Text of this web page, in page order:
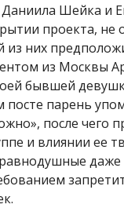
Даниила Шейка и
проекта, не
из них
из Москвы
бывшей
посте парень
после чего
и влиянии ее
даже